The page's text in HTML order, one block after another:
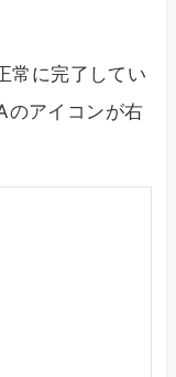
常に完了してい
のアイコンが右